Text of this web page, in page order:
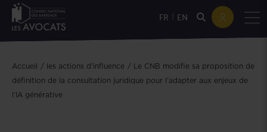
FR EN
Accueil les actions d'influence
Le CNB modifie sa proposition de
définition de la consultation juridique pour l’adapter aux enjeux de
l’IA générative